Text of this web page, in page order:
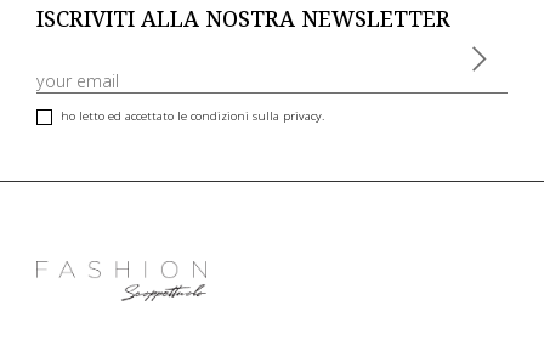
ISCRIVITI ALLA NOSTRA NEWSLETTER
ho letto ed accettato le condizioni sulla privacy.